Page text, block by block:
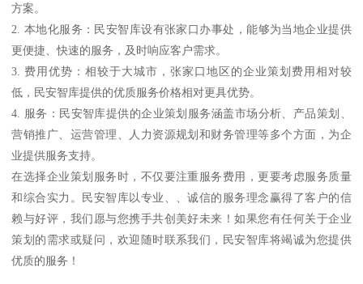
方案。
2. 本地化服务：民安智库设有张家口办事处，能够为当地企业提供
更便捷、快速的服务，及时响应客户需求。
3. 费用优势：相较于大城市，张家口地区的企业策划费用相对较
低，民安智库提供的优质服务价格相对更具优势。
4. 服务：民安智库提供的企业策划服务涵盖市场分析、产品策划、
营销推广、运营管理、人力资源规划和财务管理等多个方面，为企
业提供服务支持。
在选择企业策划服务时，不仅要注重服务费用，更要考虑服务质量
和综合实力。民安智库以专业、、诚信的服务理念赢得了客户的信
赖与好评，我们愿与您携手共创美好未来！如果您有任何关于企业
策划的需求或疑问，欢迎随时联系我们，民安智库将竭诚为您提供
优质的服务！